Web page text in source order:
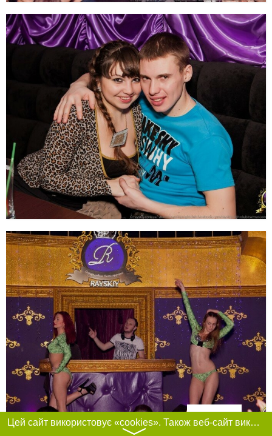
Фільтри
Цей сайт використовує «cookies». Також веб-сайт використовує інтернет-сервіс для збору технічних даних стосовно відвідувачів з метою отримання маркетингової та статистичної інформації. Умови обробки даних відвідувачів сайту див.
〉